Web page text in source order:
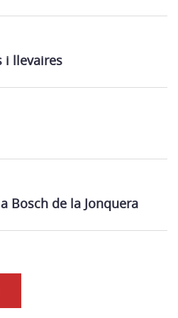
i llevaires
Bosch de la Jonquera